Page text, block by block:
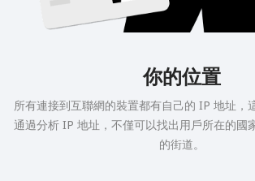
你的位置
所有連接到互聯網的裝置都有自己的 IP 地址，
通過分析 IP 地址，不僅可以找出用戶所在的國
的街道。